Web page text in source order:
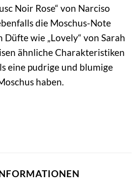
Noir Rose“ von Narciso
die Moschus-Note
wie „Lovely“ von Sarah
ähnliche Charakteristiken
eine pudrige und blumige
haben.